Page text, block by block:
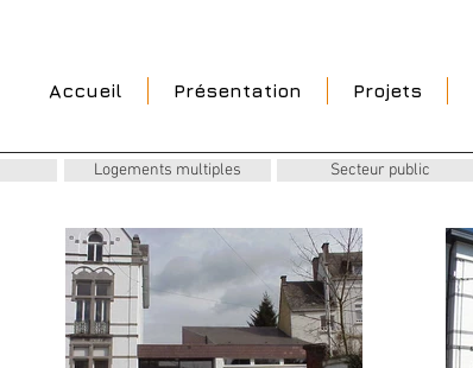
Accueil Présentation Projets
Logements multiples Secteur public